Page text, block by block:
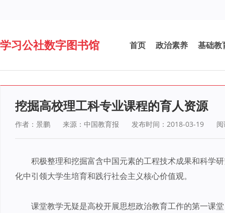
学习公社数字图书馆 首页 政治素养 基础教
挖掘高校理工科专业课程的育人资源
作者：景鹏 来源：中国教育报 发布时间：2018-03-19
积极整理和挖掘富含中国元素的工程技术成果和科学
化中引领大学生培育和践行社会主义核心价值观。
课堂教学无疑是高校开展思想政治教育工作的第一课